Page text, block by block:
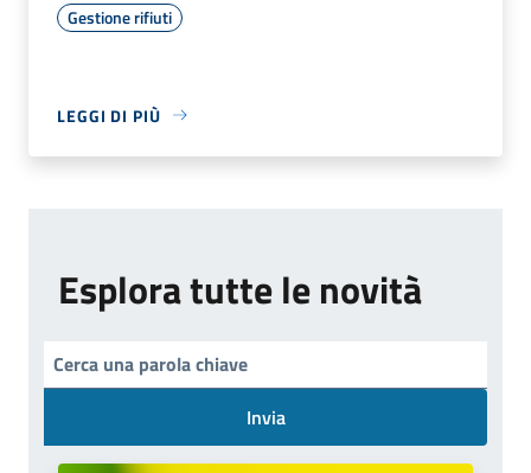
Gestione rifiuti
LEGGI DI PIÙ
Esplora tutte le novità
Invia